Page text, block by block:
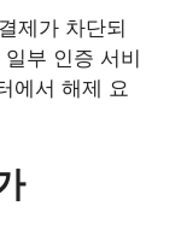
제가 차단되
부 인증 서비
에서 해제 요